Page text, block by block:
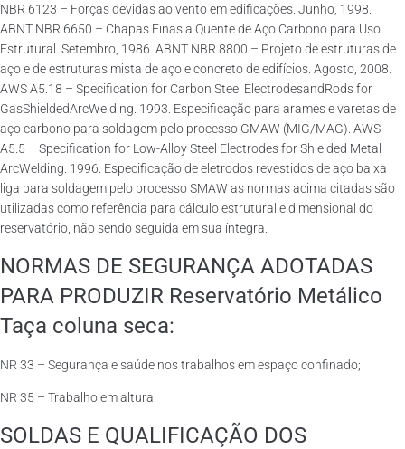
NBR 6123 – Forças devidas ao vento em edificações. Junho, 1998.
ABNT NBR 6650 – Chapas Finas a Quente de Aço Carbono para Uso
Estrutural. Setembro, 1986. ABNT NBR 8800 – Projeto de estruturas de
aço e de estruturas mista de aço e concreto de edifícios. Agosto, 2008.
AWS A5.18 – Specification for Carbon Steel ElectrodesandRods for
GasShieldedArcWelding. 1993. Especificação para arames e varetas de
aço carbono para soldagem pelo processo GMAW (MIG/MAG). AWS
A5.5 – Specification for Low-Alloy Steel Electrodes for Shielded Metal
ArcWelding. 1996. Especificação de eletrodos revestidos de aço baixa
liga para soldagem pelo processo SMAW as normas acima citadas são
utilizadas como referência para cálculo estrutural e dimensional do
reservatório, não sendo seguida em sua íntegra.
NORMAS DE SEGURANÇA ADOTADAS
PARA PRODUZIR Reservatório Metálico
Taça coluna seca:
NR 33 – Segurança e saúde nos trabalhos em espaço confinado;
NR 35 – Trabalho em altura.
SOLDAS E QUALIFICAÇÃO DOS